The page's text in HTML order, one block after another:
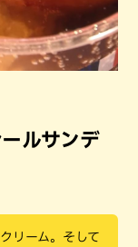
ルサンデ
リーム。そして